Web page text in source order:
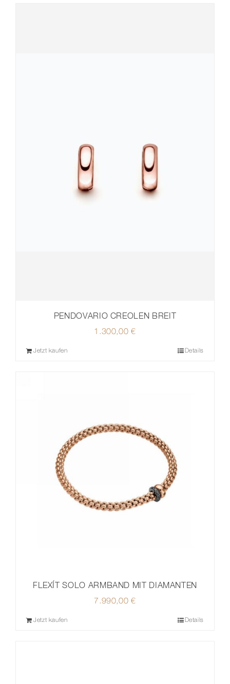
PENDOVARIO CREOLEN BREIT
1.300,00€
Jetzt kaufen Details
FLEXÍT SOLO ARMBAND MIT DIAMANTEN
7.990,00€
Jetzt kaufen Details